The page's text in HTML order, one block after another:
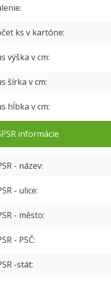
ks v kartóne
výška v cm
šírka v cm
hĺbka v cm
informácie
- název
- ulice
- město
- PSČ
-stát